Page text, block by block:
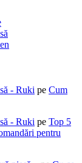
- Ruki pe Cum
- Ruki pe Top 5
pentru